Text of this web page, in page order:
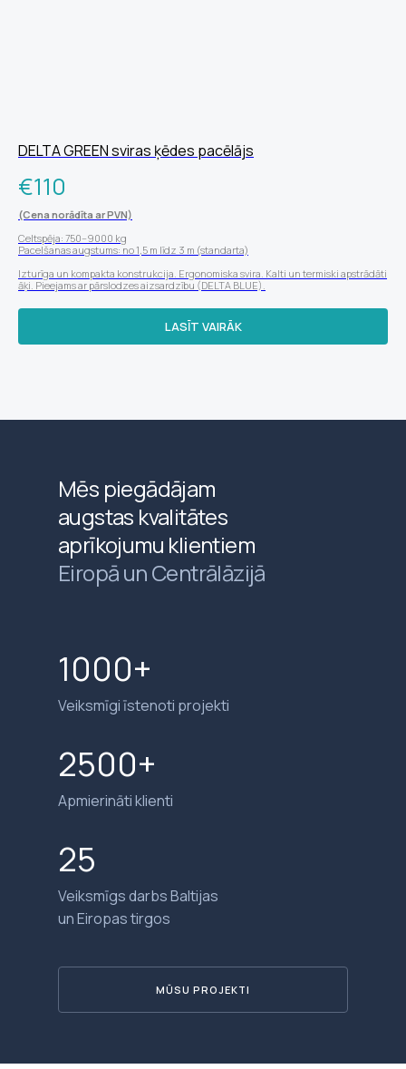
DELTA GREEN sviras ķēdes pacēlājs
€110
(Cena norādīta ar PVN)
Celtspēja: 750–9000 kg
Pacelšanas augstums: no 1,5 m līdz 3 m (standarta)
Izturīga un kompakta konstrukcija. Ergonomiska svira. Kalti un termiski apstrādāti
āķi. Pieejams ar pārslodzes aizsardzību (DELTA BLUE).
LASĪT VAIRĀK
Mēs piegādājam
augstas kvalitātes
aprīkojumu klientiem
Eiropā un Centrālāzijā
1000+
Veiksmīgi īstenoti projekti
MŪSU PROJEKTI
25
Veiksmīgs darbs Baltijas
un Eiropas tirgos
2500+
Apmierināti klienti